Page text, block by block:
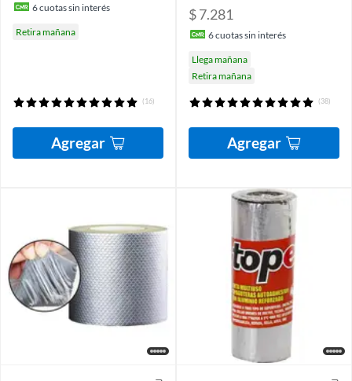
6cuotas sin interés
Retira mañana
(16)
Agregar
$ 7.281
6cuotas sin interés
Llega mañana
Retira mañana
(38)
Agregar